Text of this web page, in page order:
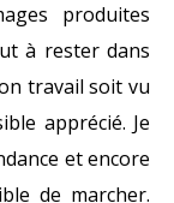
produites
à rester dans
travail soit vu
apprécié. Je
et encore
de marcher.